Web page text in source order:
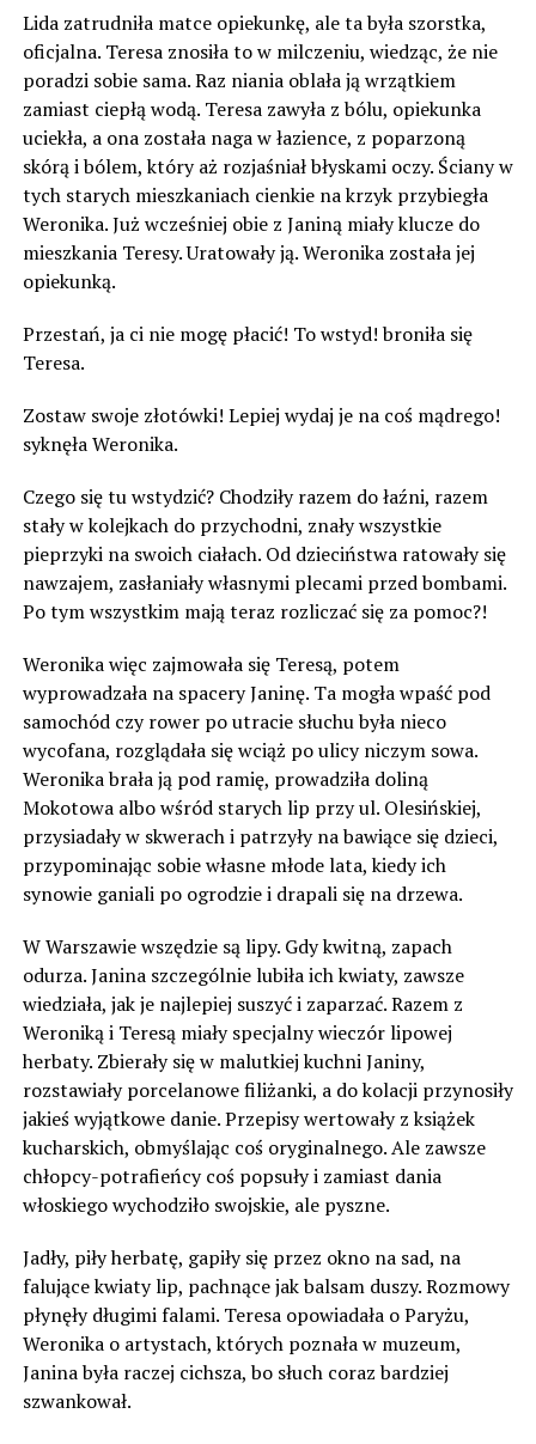
Lida zatrudniła matce opiekunkę, ale ta była szorstka,
oficjalna. Teresa znosiła to w milczeniu, wiedząc, że nie
poradzi sobie sama. Raz niania oblała ją wrzątkiem
zamiast ciepłą wodą. Teresa zawyła z bólu, opiekunka
uciekła, a ona została naga w łazience, z poparzoną
skórą i bólem, który aż rozjaśniał błyskami oczy. Ściany w
tych starych mieszkaniach cienkie na krzyk przybiegła
Weronika. Już wcześniej obie z Janiną miały klucze do
mieszkania Teresy. Uratowały ją. Weronika została jej
opiekunką.
Przestań, ja ci nie mogę płacić! To wstyd! broniła się
Teresa.
Zostaw swoje złotówki! Lepiej wydaj je na coś mądrego!
syknęła Weronika.
Czego się tu wstydzić? Chodziły razem do łaźni, razem
stały w kolejkach do przychodni, znały wszystkie
pieprzyki na swoich ciałach. Od dzieciństwa ratowały się
nawzajem, zasłaniały własnymi plecami przed bombami.
Po tym wszystkim mają teraz rozliczać się za pomoc?!
Weronika więc zajmowała się Teresą, potem
wyprowadzała na spacery Janinę. Ta mogła wpaść pod
samochód czy rower po utracie słuchu była nieco
wycofana, rozglądała się wciąż po ulicy niczym sowa.
Weronika brała ją pod ramię, prowadziła doliną
Mokotowa albo wśród starych lip przy ul. Olesińskiej,
przysiadały w skwerach i patrzyły na bawiące się dzieci,
przypominając sobie własne młode lata, kiedy ich
synowie ganiali po ogrodzie i drapali się na drzewa.
W Warszawie wszędzie są lipy. Gdy kwitną, zapach
odurza. Janina szczególnie lubiła ich kwiaty, zawsze
wiedziała, jak je najlepiej suszyć i zaparzać. Razem z
Weroniką i Teresą miały specjalny wieczór lipowej
herbaty. Zbierały się w malutkiej kuchni Janiny,
rozstawiały porcelanowe filiżanki, a do kolacji przynosiły
jakieś wyjątkowe danie. Przepisy wertowały z książek
kucharskich, obmyślając coś oryginalnego. Ale zawsze
chłopcy-potrafieńcy coś popsuły i zamiast dania
włoskiego wychodziło swojskie, ale pyszne.
Jadły, piły herbatę, gapiły się przez okno na sad, na
falujące kwiaty lip, pachnące jak balsam duszy. Rozmowy
płynęły długimi falami. Teresa opowiadała o Paryżu,
Weronika o artystach, których poznała w muzeum,
Janina była raczej cichsza, bo słuch coraz bardziej
szwankował.